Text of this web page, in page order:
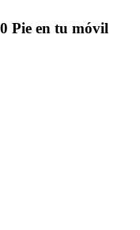
Pie en tu móvil